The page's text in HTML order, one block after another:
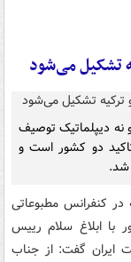
تشکیل می‌شود
و نه دیپلماتیک توصیف
دو کشور است و
شد.
در کنفرانس مطبوعاتی
با ابلاغ سلام رییس
ایران گفت: از جناب